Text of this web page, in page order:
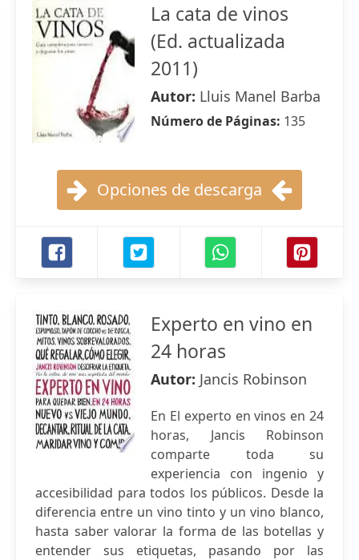
La cata de vinos
(Ed. actualizada
2011)
Autor: Lluis Manel Barba
Número de Páginas: 135
Opciones de descarga
Experto en vino en
24 horas
Autor: Jancis Robinson
En El experto en vinos en 24
horas, Jancis Robinson
comparte toda su
experiencia con ingenio y
accesibilidad para todos los públicos. Desde la
diferencia entre un vino tinto y un vino blanco,
hasta saber valorar la forma de las botellas y
entender sus etiquetas, pasando por las